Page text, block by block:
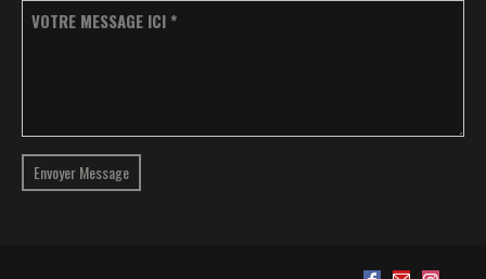
VOTRE MESSAGE ICI *
Envoyer Message